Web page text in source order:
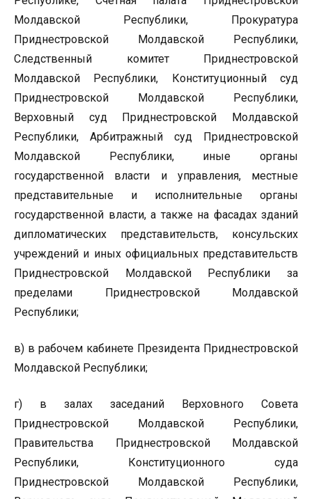
Молдавской Республики, Прокуратура
Приднестровской Молдавской Республики,
Следственный комитет Приднестровской
Молдавской Республики, Конституционный суд
Приднестровской Молдавской Республики,
Верховный суд Приднестровской Молдавской
Республики, Арбитражный суд Приднестровской
Молдавской Республики, иные органы
государственной власти и управления, местные
представительные и исполнительные органы
государственной власти, а также на фасадах зданий
дипломатических представительств, консульских
учреждений и иных официальных представительств
Приднестровской Молдавской Республики за
пределами Приднестровской Молдавской
Республики;
в) в рабочем кабинете Президента Приднестровской
Молдавской Республики;
г) в залах заседаний Верховного Совета
Приднестровской Молдавской Республики,
Правительства Приднестровской Молдавской
Республики, Конституционного суда
Приднестровской Молдавской Республики,